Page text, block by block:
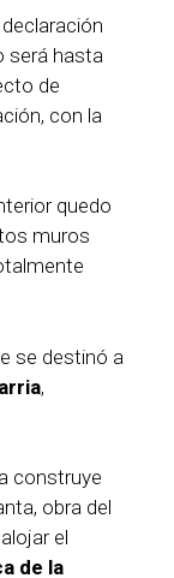
será hasta
de
con la
quedo
muros
se destinó a
,
construye
obra del
el
de la